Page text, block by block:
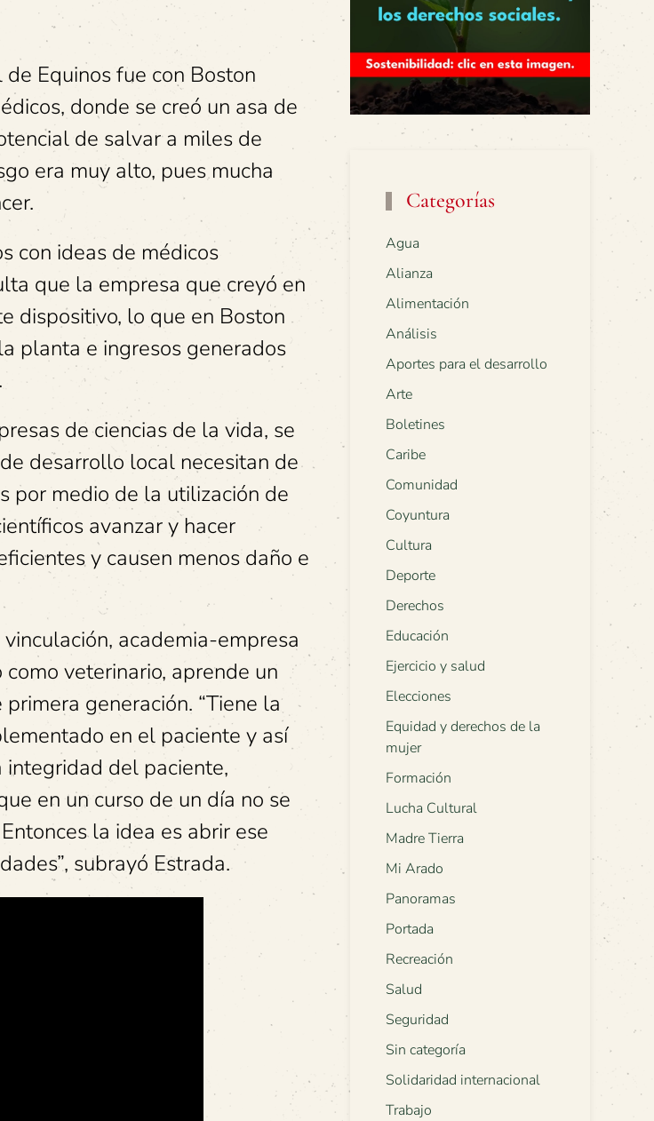
Equinos fue con Boston
donde se creó un asa de
de salvar a miles de
era muy alto, pues mucha
con ideas de médicos
que la empresa que creyó en
dispositivo, lo que en Boston
planta e ingresos generados
de ciencias de la vida, se
desarrollo local necesitan de
por medio de la utilización de
avanzar y hacer
y causen menos daño e
academia-empresa
veterinario, aprende un
generación. “Tiene la
en el paciente y así
del paciente,
en un curso de un día no se
la idea es abrir ese
subrayó Estrada.
Categorías
Agua
Alianza
Alimentación
Análisis
Aportes para el desarrollo
Arte
Boletines
Caribe
Comunidad
Coyuntura
Cultura
Deporte
Derechos
Educación
Ejercicio y salud
Elecciones
Equidad y derechos de la
mujer
Formación
Lucha Cultural
Madre Tierra
Mi Arado
Panoramas
Portada
Recreación
Salud
Seguridad
Sin categoría
Solidaridad internacional
Trabajo